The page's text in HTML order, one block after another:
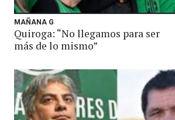
MAÑANA G
Quiroga: “No llegamos para ser
más de lo mismo”